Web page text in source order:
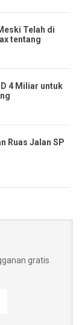
Telah di
tentang
4 Miliar untuk
Ruas Jalan SP
gratis